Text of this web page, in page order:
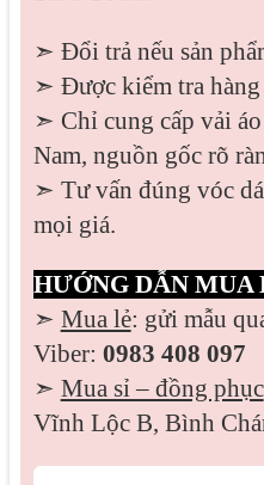
➣ Đổi trả nếu sản
➣ Được kiểm tra
➣ Chỉ cung cấp vải
Nam, nguồn gốc rõ
➣ Tư vấn đúng vóc
mọi giá.
HƯỚNG DẪN MUA
➣ Mua lẻ: gửi mẫu
Viber: 0983 408 097
➣ Mua sỉ – đồng phục
Vĩnh Lộc B, Bình